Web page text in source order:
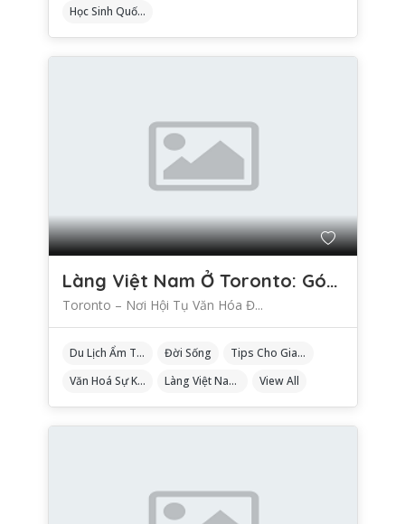
Học Sinh Quốc Tế Tại Canada
Làng Việt Nam Ở Toronto: Góc Nhỏ Quê Hương Giữa Đất Nước Lá Phong
Toronto – Nơi Hội Tụ Văn Hóa Đ...
Du Lịch Ẩm Thực Đời Sống
Tips Cho Gia Đình
Văn Hoá Sự Kiện
Làng Việt Nam Ở Toronto View All